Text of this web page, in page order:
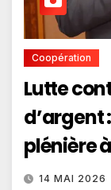
Coopération
Lutte
d’argent
plénière
14 MAI 2026